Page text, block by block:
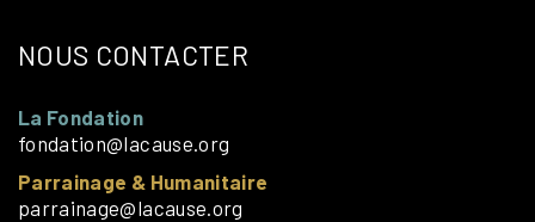
NOUS CONTACTER
La Fondation
fondation@lacause.org
Parrainage & Humanitaire
parrainage@lacause.org